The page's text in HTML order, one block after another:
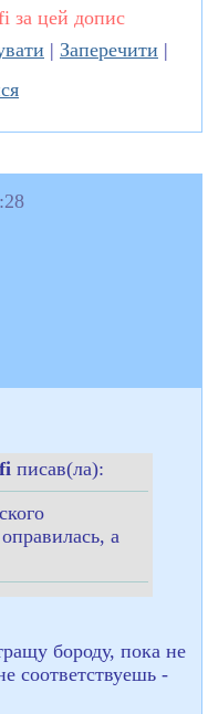
за цей допис
| Заперечити |
писав(ла):
а
бороду, пока не
соответствуешь -